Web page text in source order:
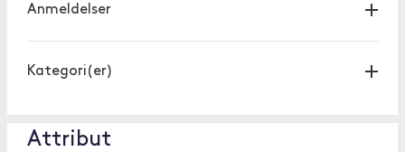
Anmeldelser
Kategori(er)
Attribut